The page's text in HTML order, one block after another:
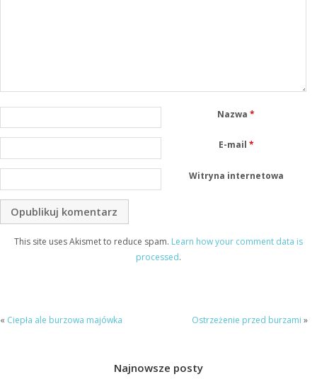
Nazwa*
E-mail *
Witryna internetowa
This site uses Akismet to reduce spam. Learn how your comment data is
processed.
« Ciepła ale burzowa majówka Ostrzeżenie przed burzami »
Najnowsze posty